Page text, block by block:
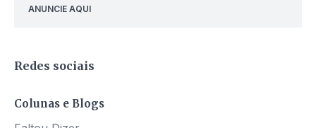
ANUNCIE AQUI
Redes sociais
Colunas e Blogs